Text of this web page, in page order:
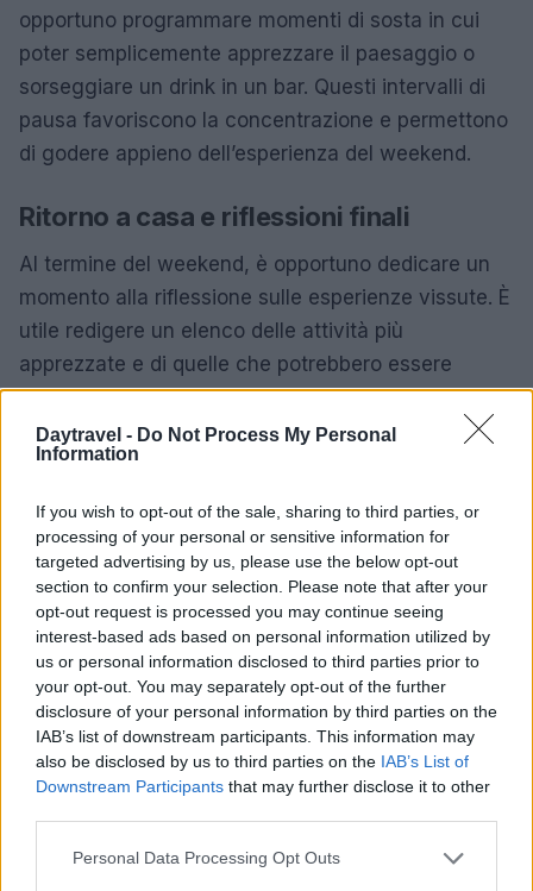
Daytravel - Do Not Process My Personal
Information
If you wish to opt-out of the sale, sharing to third parties, or
processing of your personal or sensitive information for
targeted advertising by us, please use the below opt-out
section to confirm your selection. Please note that after your
opt-out request is processed you may continue seeing
interest-based ads based on personal information utilized by
us or personal information disclosed to third parties prior to
your opt-out. You may separately opt-out of the further
disclosure of your personal information by third parties on the
IAB’s list of downstream participants. This information may
also be disclosed by us to third parties on the IAB’s List of
Downstream Participants that may further disclose it to other
Please note that this website/app uses one or more Google
Personal Data Processing Opt Outs
opportuno programmare momenti di sosta in cui
poter semplicemente apprezzare il paesaggio o
sorseggiare un drink in un bar. Questi intervalli di
pausa favoriscono la concentrazione e permettono
di godere appieno dell’esperienza del weekend.
Ritorno a casa e riflessioni finali
Al termine del weekend, è opportuno dedicare un
momento alla riflessione sulle esperienze vissute. È
utile redigere un elenco delle attività più
apprezzate e di quelle che potrebbero essere
migliorate per le prossime occasioni. Questo
approccio aiuta a ottimizzare la pianificazione dei
futuri weekend, consentendo di creare esperienze
Seguendo questi semplici suggerimenti, sarà
possibile godere appieno di ogni momento della
propria fuga, tornando a casa ricaricati e
AiAdhubMedia